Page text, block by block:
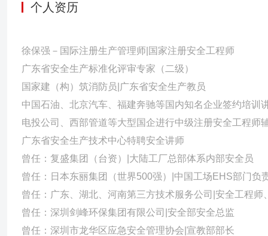
个人资历
徐保强－国际注册生产管理师|国家注册安全工程师
广东省安全生产标准化评审专家（二级）
国家建（构）筑消防员|广东省安全生产教员
中国石油、北京汽车、福建奔驰等国内知名企业签约培训
电投公司、西部管道等大型国企进行中级注册安全工程师
广东省安全生产技术中心特聘安全讲师
曾任：复盛集团（台资）|大陆工厂总部体系内部安全员
曾任：日本东丽集团（世界500强）|中国工场EHS部门负
曾任：广东、湖北、河南第三方技术服务公司|安全工程师
曾任：深圳剑峰环保集团有限公司|安全部安全总监
曾任：深圳市龙华区应急安全管理协会|宣教部部长